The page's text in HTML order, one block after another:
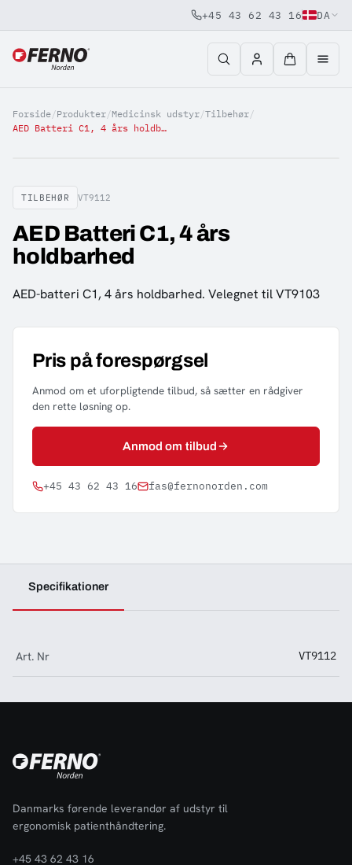
Jump to content
+45 43 62 43 16 DA
Forside/Produkter/Medicinsk udstyr/Tilbehør/
AED Batteri C1, 4 års holdbarhed
TILBEHØR VT9112
AED Batteri C1, 4 års
holdbarhed
AED-batteri C1, 4 års holdbarhed. Velegnet til VT9103
Pris på forespørgsel
Anmod om et uforpligtende tilbud, så sætter en rådgiver
den rette løsning op.
Anmod om tilbud
+45 43 62 43 16 fas@fernonorden.com
Specifikationer
Art. Nr VT9112
Danmarks førende leverandør af udstyr til
ergonomisk patienthåndtering.
+45 43 62 43 16